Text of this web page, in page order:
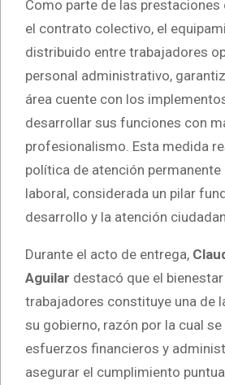
Como parte de las prestaciones
el contrato colectivo, el
distribuido entre trabajadores
personal administrativo,
área cuente con los
desarrollar sus funciones con
profesionalismo. Esta medida
política de atención permanente
laboral, considerada un pilar
desarrollo y la atención
Durante el acto de entrega,
Aguilar destacó que el
trabajadores constituye una de
su gobierno, razón por la cual
esfuerzos financieros y
asegurar el cumplimiento